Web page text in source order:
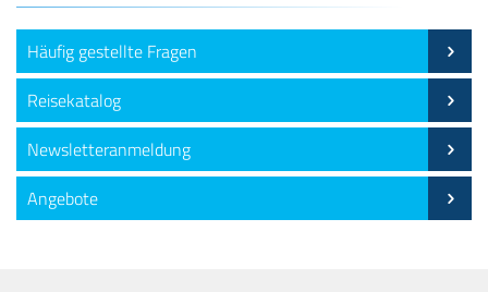
Häufig gestellte Fragen
Reisekatalog
Newsletteranmeldung
Angebote